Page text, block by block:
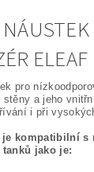
pro
stěny a jeho
i při
je kompatibilní s
jako je: